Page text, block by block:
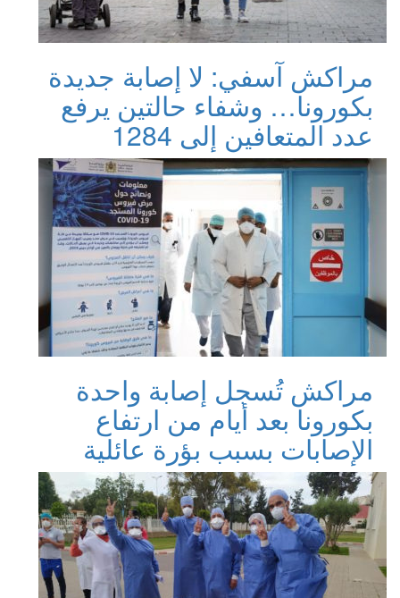
مراكش آسفي: لا إصابة جديدة
بكورونا… وشفاء حالتين يرفع
عدد المتعافين إلى 1284
مراكش تُسجل إصابة واحدة
بكورونا بعد أيام من ارتفاع
الإصابات بسبب بؤرة عائلية